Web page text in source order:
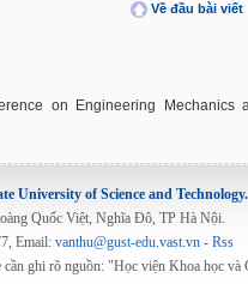
Về đầu bài viết
on Engineering Mechanics
University of Science and Technology.
Quốc Việt, Nghĩa Đô, TP Hà Nội.
Email: vanthu@gust-edu.vast.vn- Rss
ghi rõ nguồn: "Học viện Khoa học và